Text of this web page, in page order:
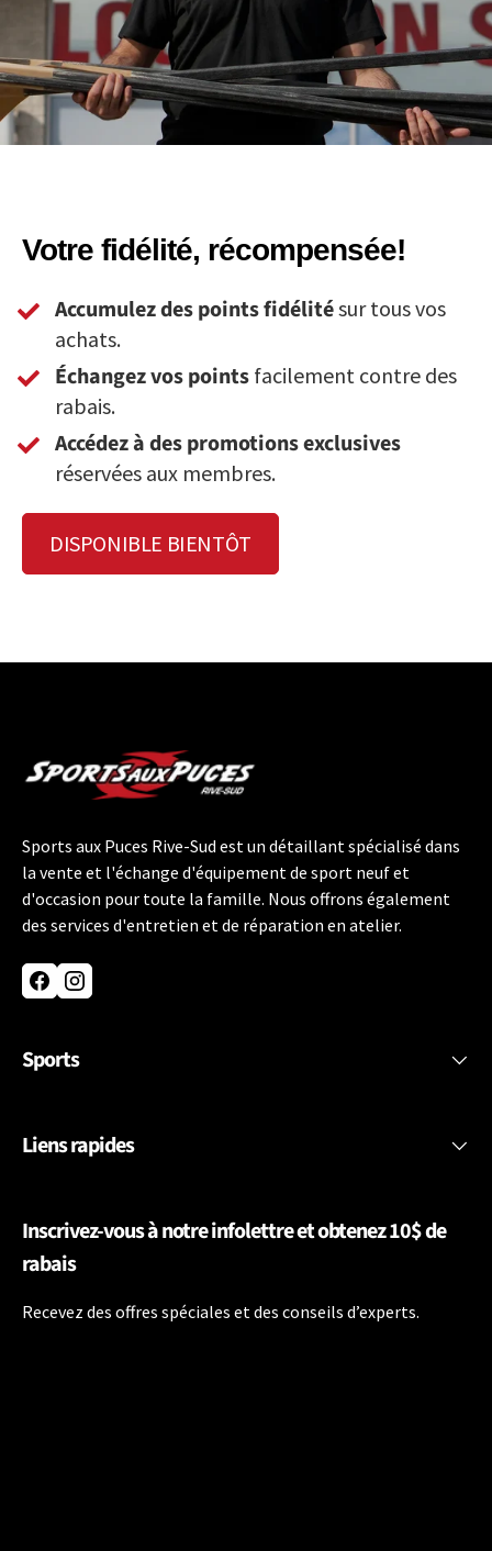
Votre fidélité, récompensée!
Accumulez des points fidélitésur tous vos
achats.
Échangez vos points facilement contre des
rabais.
Accédez à des promotions exclusives
réservées aux membres.
DISPONIBLE BIENTÔT
Sports aux Puces Rive-Sud est un détaillant spécialisé dans
la vente et l'échange d'équipement de sport neuf et
d'occasion pour toute la famille. Nous offrons également
des services d'entretien et de réparation en atelier.
FacebookInstagram
Sports
Liens rapides
Inscrivez-vous à notre infolettre et obtenez 10$ de
rabais
Recevez des offres spéciales et des conseils d’experts.